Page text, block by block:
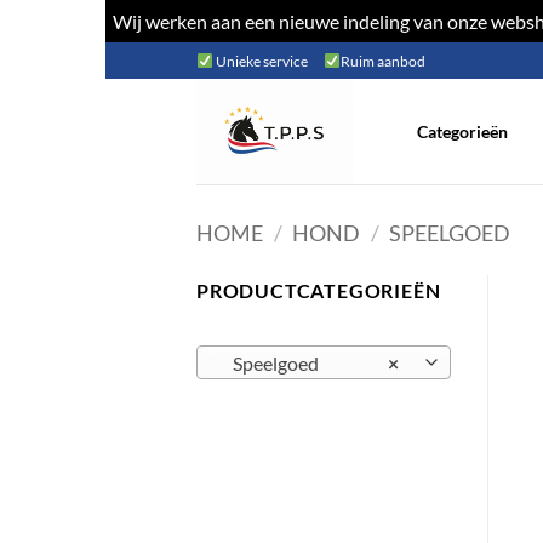
Wij werken aan een nieuwe indeling van onze
naar
Unieke service Ruim aanbod
Categorieën
HOME / HOND / SPEELGOED
PRODUCTCATEGORIEËN
×
Speelgoed